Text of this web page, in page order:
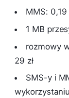
MMS: 0,19
1 MB
rozmowy
29 zł
SMS-y i